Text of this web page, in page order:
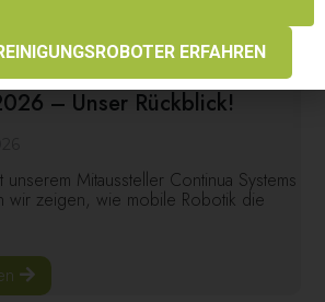
– Unser Rückblick!
unserem Mitaussteller Continua Systems
wir zeigen, wie mobile Robotik die
ERFAHREN